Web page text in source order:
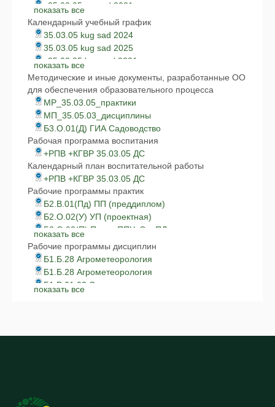
v35.03.05 up sad 2021
v35.03.05 up sad 2022
z35.03.05 up sad 2021
z35.03.05 up sad 2022
z35.03.05 up sad 2024
z35.03.05 up sad 2025
показать все
Календарный учебный график
35.03.05 kug sad 2024
35.03.05 kug sad 2025
v35.03.05 kug sad 2021
z35.03.05 kug sad 2021
z35.03.05 kug sad 2022
z35.03.05 kug sad 2024
z35.03.05 kug sad 2025
показать все
Методические и иные документы, разработанные ОО
для обеспечения образовательного процесса
MP_35.03.05_практики
MП_35.05.03_дисциплины
Б3.О.01(Д) ГИА Садоводство
Рабочая программа воспитания
+РПВ +КГВР 35.03.05 ДС
Календарный план воспитательной работы
+РПВ +КГВР 35.03.05 ДС
Рабочие программы практик
Б2.В.01(Пд) ПП (преддиплом)
Б2.О.02(У) УП (проектная)
Б2.О.03(П) Произ ППУиО в ПД
35.03.05 Б2.О.01(У)Учебная практика
(ознакомительная) САД
показать все
Рабочие программы дисциплин
Б1.Б.28 Агрометеорология
Б1.Б.28 Агрометеорология
Б1.В.01.02 Селекция
Б1.В.01.ДВ.01.02 Основы НИ
Б1.В.02.01 Механизация
показать все